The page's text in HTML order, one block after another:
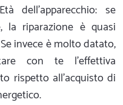
dell'apparecchio: se
la riparazione è quasi
invece è molto datato,
con te l'effettiva
rispetto all'acquisto di